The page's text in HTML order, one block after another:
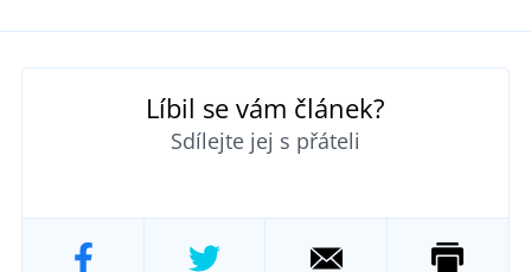
Líbil se vám článek?
Sdílejte jej s přáteli